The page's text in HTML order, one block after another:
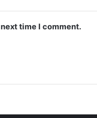
time I comment.